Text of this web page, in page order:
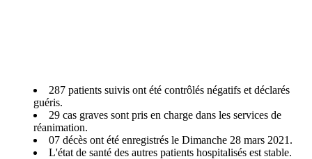
287 patients suivis ont été contrôlés négatifs et déclarés
guéris.
29 cas graves sont pris en charge dans les services de
réanimation.
07 décès ont été enregistrés le Dimanche 28 mars 2021.
L'état de santé des autres patients hospitalisés est stable.